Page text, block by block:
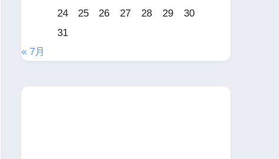
24
25 26 27 28 29
30
31
« 7月